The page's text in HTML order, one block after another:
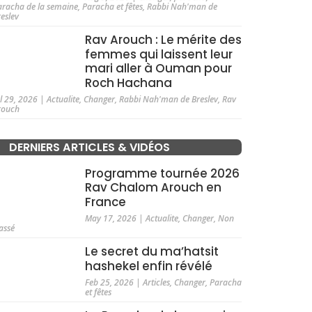
de la semaine,Paracha et fêtes,Rabbi Nah'man de
Rav Arouch : Le mérite des
femmes qui laissent leur
mari aller à Ouman pour
Roch Hachana
29, 2026 |Actualite, Changer,Rabbi Nah'man de Breslev,Rav
DERNIERS ARTICLES & VIDÉOS
Programme tournée 2026
Rav Chalom Arouch en
France
May 17, 2026|Actualite, Changer, Non
Le secret du ma’hatsit
hashekel enfin révélé
Feb 25, 2026|Articles, Changer, Paracha
et fêtes